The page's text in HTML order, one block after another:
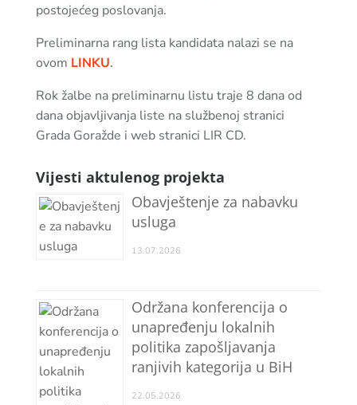
postojećeg poslovanja.
Preliminarna rang lista kandidata nalazi se na
ovom LINKU.
Rok žalbe na preliminarnu listu traje 8 dana od
dana objavljivanja liste na službenoj stranici
Grada Goražde i web stranici LIR CD.
Vijesti aktulenog projekta
Obavještenje za nabavku
usluga
13.07.2026
Održana konferencija o
unapređenju lokalnih
politika zapošljavanja
ranjivih kategorija u BiH
22.05.2026